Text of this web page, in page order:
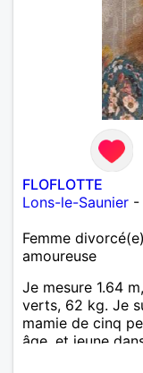
FLOFLOTTE
Lons-le-Saunier -
Femme
amoureuse
Je mesure 1.64
verts, 62 kg. Je
mamie de cinq
âge, et jeune
sensible,